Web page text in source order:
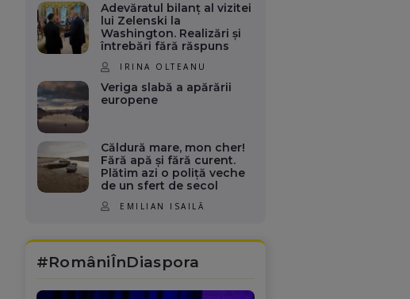
Adevăratul bilanț al vizitei
lui Zelenski la
Washington. Realizări și
întrebări fără răspuns
IRINA OLTEANU
Veriga slabă a apărării
europene
Căldură mare, mon cher!
Fără apă și fără curent.
Plătim azi o poliță veche
de un sfert de secol
EMILIAN ISAILĂ
#RomâniÎnDiaspora